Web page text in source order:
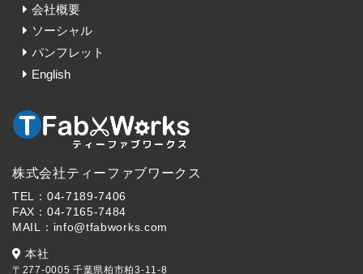
会社概要
ソーシャル
パンフレット
English
株式会社ティーファブワークス
TEL：04-7189-7406
FAX：04-7165-7484
MAIL：info@tfabworks.com
本社
〒277-0005 千葉県柏市柏3-11-8